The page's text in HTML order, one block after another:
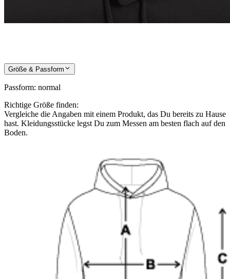
Größe & Passform
Passform: normal
Richtige Größe finden:
Vergleiche die Angaben mit einem Produkt, das Du bereits zu Hause
hast. Kleidungsstücke legst Du zum Messen am besten flach auf den
Boden.